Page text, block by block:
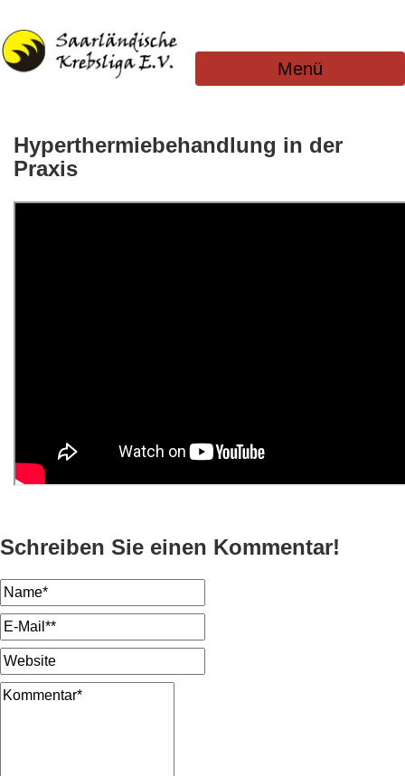
Menü
Hyperthermiebehandlung in der
Praxis
Schreiben Sie einen Kommentar!